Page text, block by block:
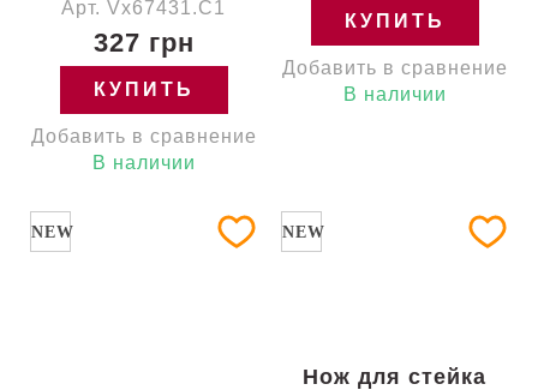
Арт. Vx67431.C1
327 грн
КУПИТЬ
Добавить в сравнение
В наличии
КУПИТЬ
Добавить в сравнение
В наличии
NEW NEW
Нож для стейка